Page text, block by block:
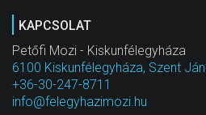
KAPCSOLAT
Petőfi Mozi - Kiskunfélegyháza
6100 Kiskunfélegyháza, Szent
+36-30-247-8711
info@felegyhazimozi.hu